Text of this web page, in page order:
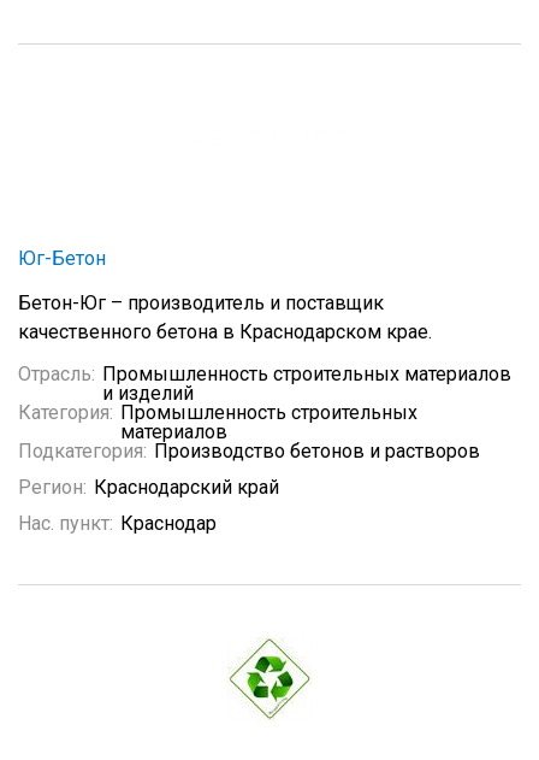
Юг-Бетон
Бетон-Юг – производитель и поставщик
качественного бетона в Краснодарском крае.
Отрасль: Промышленность строительных материалов
и изделий
Категория: Промышленность строительных
материалов
Подкатегория: Производство бетонов и растворов
Регион: Краснодарский край
Нас. пункт: Краснодар